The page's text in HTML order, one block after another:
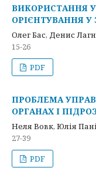
ВИКОРИСТАННЯ
ОРІЄНТУВАННЯ
Олег Бас, Денис
15-26
PDF
ПРОБЛЕМА
ОРГАНАХ І
Неля Вовк, Юлія
27-39
PDF